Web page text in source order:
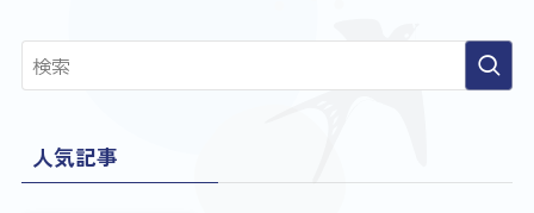
人気記事